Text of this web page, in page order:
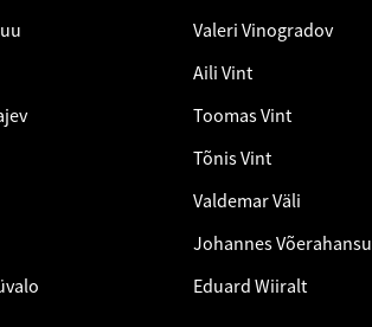
Valeri Vinogradov
Aili Vint
Toomas Vint
Tõnis Vint
Valdemar Väli
Johannes Võerahansu
Eduard Wiiralt